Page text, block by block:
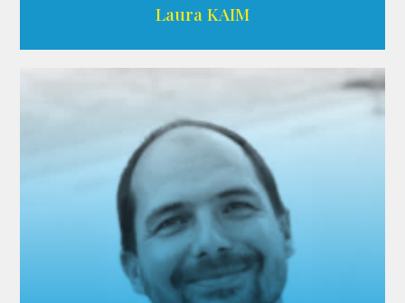
Laura KAIM